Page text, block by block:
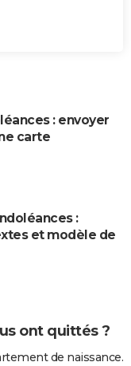
: envoyer
carte
:
et modèle de
ont quittés ?
de naissance.